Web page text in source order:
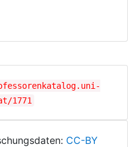
1771
CC-BY